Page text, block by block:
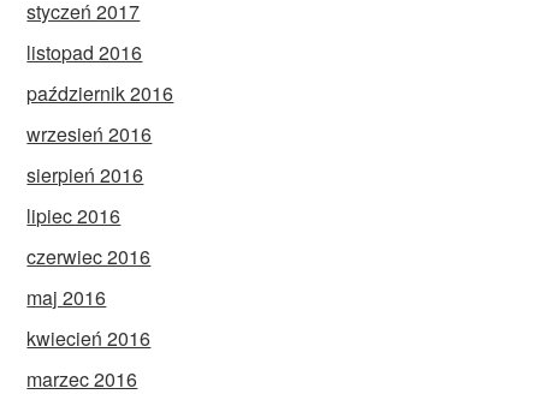
styczeń 2017
listopad 2016
październik 2016
wrzesień 2016
sierpień 2016
lipiec 2016
czerwiec 2016
maj 2016
kwiecień 2016
marzec 2016